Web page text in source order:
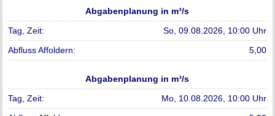
Abgabenplanung in m³/s
So, 09.08.2026, 10:00 Uhr
5,00
Abgabenplanung in m³/s
Mo, 10.08.2026, 10:00 Uhr